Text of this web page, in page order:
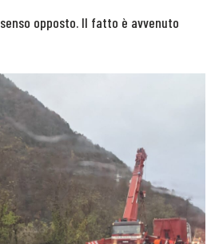
opposto. Il fatto è avvenuto